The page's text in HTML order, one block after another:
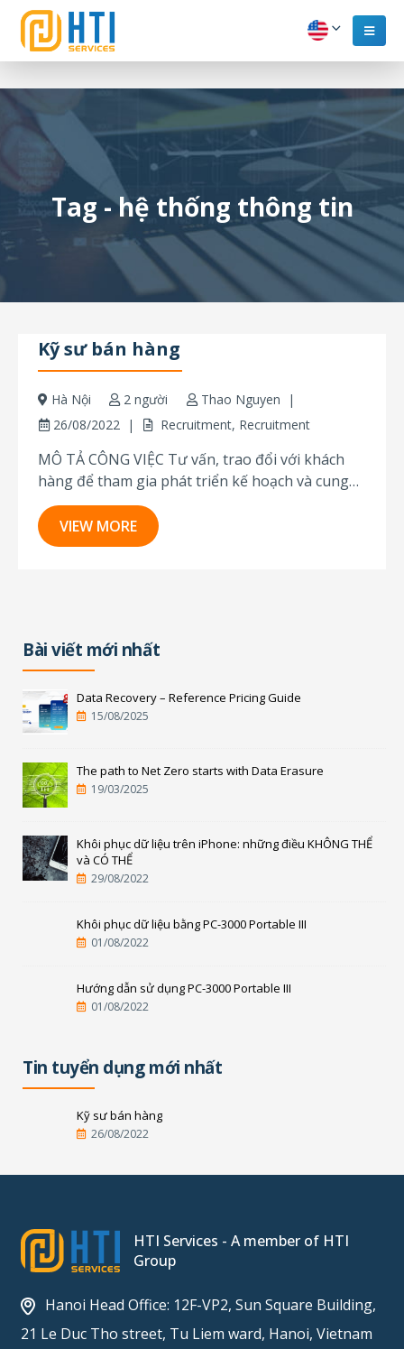
Tag - hệ thống thông tin
Kỹ sư bán hàng
Hà Nội 2 người
Thao Nguyen
26/08/2022
Recruitment, Recruitment
MÔ TẢ CÔNG VIỆC Tư vấn, trao đổi với khách
hàng để tham gia phát triển kế hoạch và cung
cấp dịch vụ điều tra kỹ thuật số Quản lý và điều
phối các dự án điều tra kỹ thuật số Phối hợp giải
quyết phân tích dữ liệu...
VIEW MORE
Bài viết mới nhất
Data Recovery – Reference Pricing Guide
15/08/2025
The path to Net Zero starts with Data Erasure
19/03/2025
Khôi phục dữ liệu trên iPhone: những điều KHÔNG THỂ
và CÓ THỂ
29/08/2022
Khôi phục dữ liệu bằng PC-3000 Portable III
01/08/2022
Hướng dẫn sử dụng PC-3000 Portable III
01/08/2022
Tin tuyển dụng mới nhất
Kỹ sư bán hàng
26/08/2022
HTI Services - A member of HTI
Group
Hanoi Head Office: 12F-VP2, Sun Square Building,
21 Le Duc Tho street, Tu Liem ward, Hanoi, Vietnam